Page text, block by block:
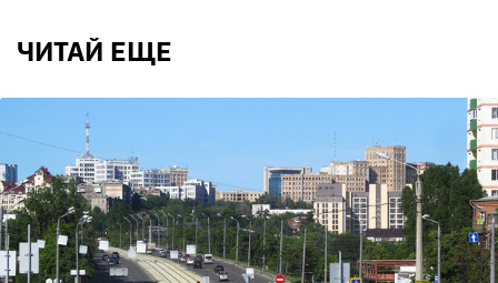
ЧИТАЙ ЕЩЕ